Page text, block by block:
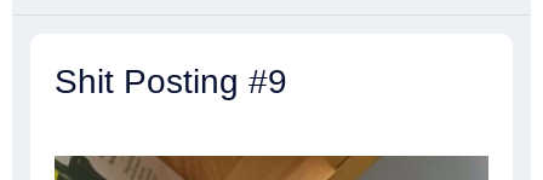
Shit Posting #9